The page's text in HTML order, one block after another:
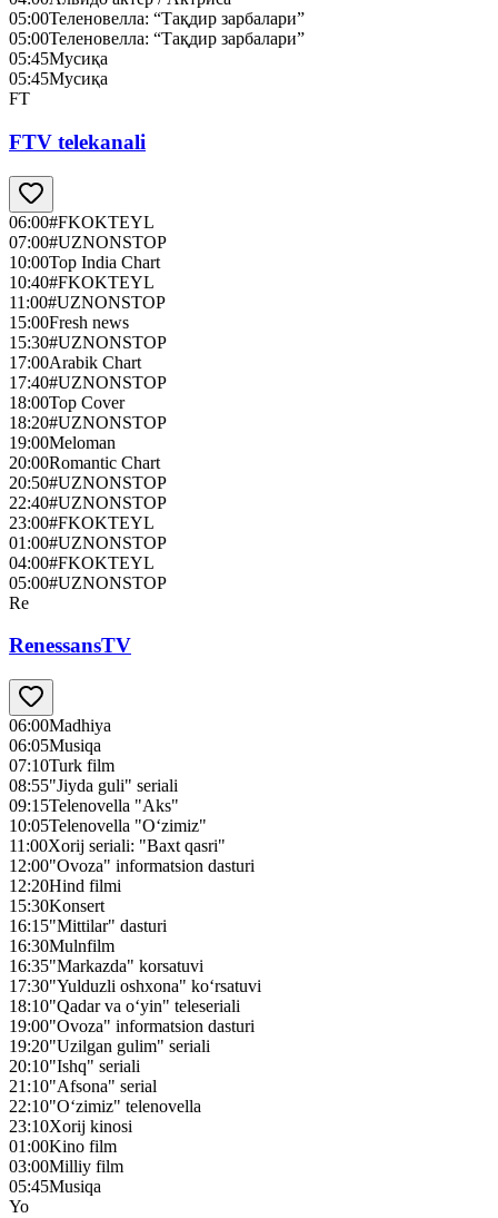
05:00Теленовелла: “Тақдир зарбалари”
05:00Теленовелла: “Тақдир зарбалари”
05:45Мусиқа
05:45Мусиқа
FT
FTV telekanali
06:00#FKOKTEYL
07:00#UZNONSTOP
10:00Top India Chart
10:40#FKOKTEYL
11:00#UZNONSTOP
15:00Fresh news
15:30#UZNONSTOP
17:00Arabik Chart
17:40#UZNONSTOP
18:00Top Cover
18:20#UZNONSTOP
19:00Meloman
20:00Romantic Chart
20:50#UZNONSTOP
22:40#UZNONSTOP
23:00#FKOKTEYL
01:00#UZNONSTOP
04:00#FKOKTEYL
05:00#UZNONSTOP
Re
RenessansTV
06:00Madhiya
06:05Musiqa
07:10Turk film
08:55"Jiyda guli" seriali
09:15Telenovella "Aks"
10:05Telenovella "O‘zimiz"
11:00Xorij seriali: "Baxt qasri"
12:00"Ovoza" informatsion dasturi
12:20Hind filmi
15:30Konsert
16:15"Mittilar" dasturi
16:30Mulnfilm
16:35"Markazda" korsatuvi
17:30"Yulduzli oshxona" ko‘rsatuvi
18:10"Qadar va o‘yin" teleseriali
19:00"Ovoza" informatsion dasturi
19:20"Uzilgan gulim" seriali
20:10"Ishq" seriali
21:10"Afsona" serial
22:10"O‘zimiz" telenovella
23:10Xorij kinosi
01:00Kino film
03:00Milliy film
05:45Musiqa
Yo